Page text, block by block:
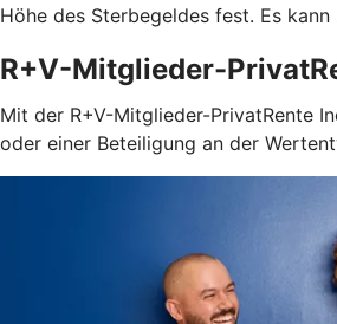
Höhe des Sterbegeldes fest. Es
R+V-Mitglieder-
Mit der R+V-Mitglieder-PrivatRente
oder einer Beteiligung an der